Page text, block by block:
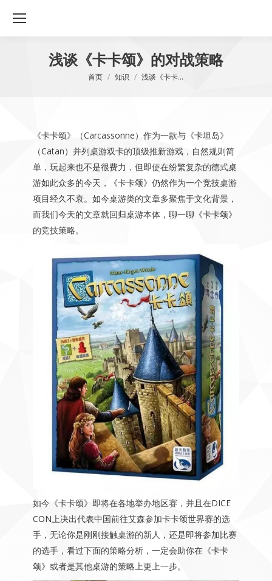
浅谈《卡卡颂》的对战策略
您在这里：
首页 知识 浅谈《卡卡…
《卡卡颂》（Carcassonne）作为一款与《卡坦岛》
（Catan）并列桌游双卡的顶级推新游戏，自然规则简
单，玩起来也不是很费力，但即使在纷繁复杂的德式桌
游如此众多的今天，《卡卡颂》仍然作为一个竞技桌游
项目经久不衰。如今桌游类的文章多聚焦于文化背景，
而我们今天的文章就回归桌游本体，聊一聊《卡卡颂》
的竞技策略。
如今《卡卡颂》即将在各地举办地区赛，并且在DICE
CON上决出代表中国前往艾森参加卡卡颂世界赛的选
手，无论你是刚刚接触桌游的新人，还是即将参加比赛
的选手，看过下面的策略分析，一定会助你在《卡卡
颂》或者是其他桌游的策略上更上一步。